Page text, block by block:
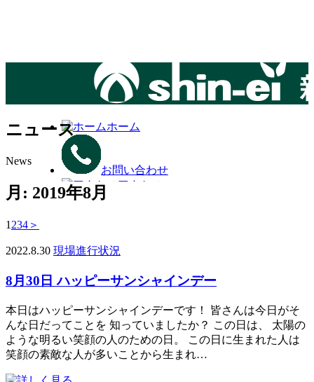
ホーム
お問い合わせ
アクセス
ニュース
News
月: 2019年8月
1 234 ＞
2022.8.30 現場進行状況
8月30日 ハッピーサンシャインデー
本日はハッピーサンシャインデーです！ 皆さんは今日がそ
んな日だってことを 知っていましたか？ この日は、 太陽の
ような明るい笑顔の人のための日。 この日に生まれた人は
笑顔の素敵な人が多いことから生まれ…